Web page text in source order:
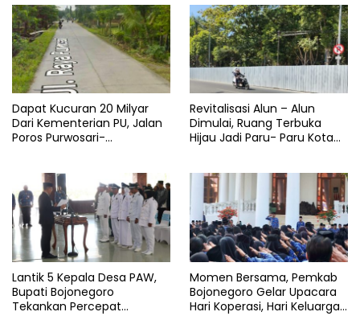
Dapat Kucuran 20 Milyar
Dari Kementerian PU, Jalan
Poros Purwosari-
Revitalisasi Alun – Alun
Dimulai, Ruang Terbuka
Hijau Jadi Paru- Paru Kota
Lantik 5 Kepala Desa PAW,
Bupati Bojonegoro
Tekankan Percepat
Momen Bersama, Pemkab
Bojonegoro Gelar Upacara
Hari Koperasi, Hari Keluarga